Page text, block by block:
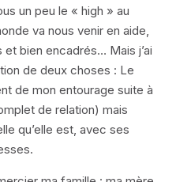
un peu le « high » au
va nous venir en aide,
bien encadrés… Mais j’ai
de deux choses : Le
de mon entourage suite à
de relation) mais
qu’elle est, avec ses